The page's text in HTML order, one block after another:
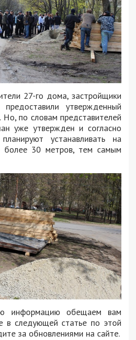
27-го дома, застройщики
утвержденный
Но, по словам представителей
уже утвержден и согласно
устанавливать на
более 30 метров, тем самым
информацию обещаем вам
в следующей статье по этой
за обновлениями на сайте.